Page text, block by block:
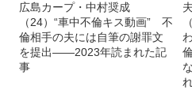
広島カープ・中村奨成
（24）“車中不倫キス動画” 不
倫相手の夫には自筆の謝罪文
を提出――2023年読まれた記
事